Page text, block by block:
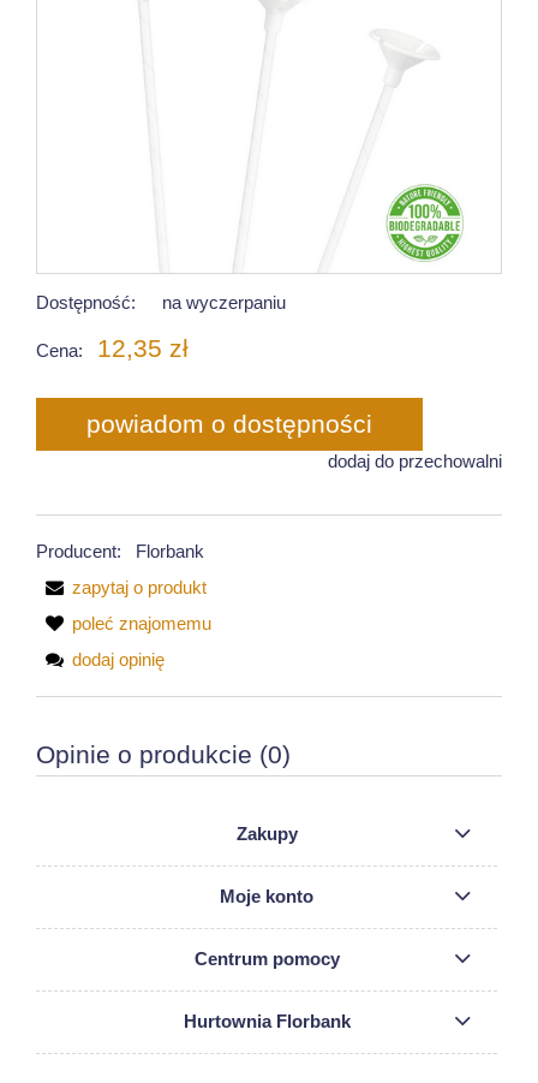
Dostępność: na wyczerpaniu
Cena: 12,35 zł
powiadom o dostępności
dodaj do przechowalni
Producent:
Florbank
zapytaj o produkt
poleć znajomemu
dodaj opinię
Opinie o produkcie (0)
Zakupy
Moje konto
Centrum pomocy
Hurtownia Florbank